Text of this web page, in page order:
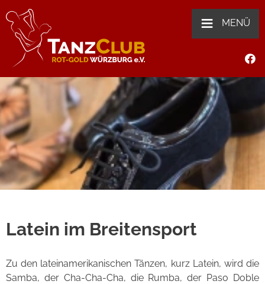
≡ MENÜ
Latein im Breitensport
Zu den lateinamerikanischen Tänzen, kurz Latein, wird die
Samba, der Cha-Cha-Cha, die Rumba, der Paso Doble